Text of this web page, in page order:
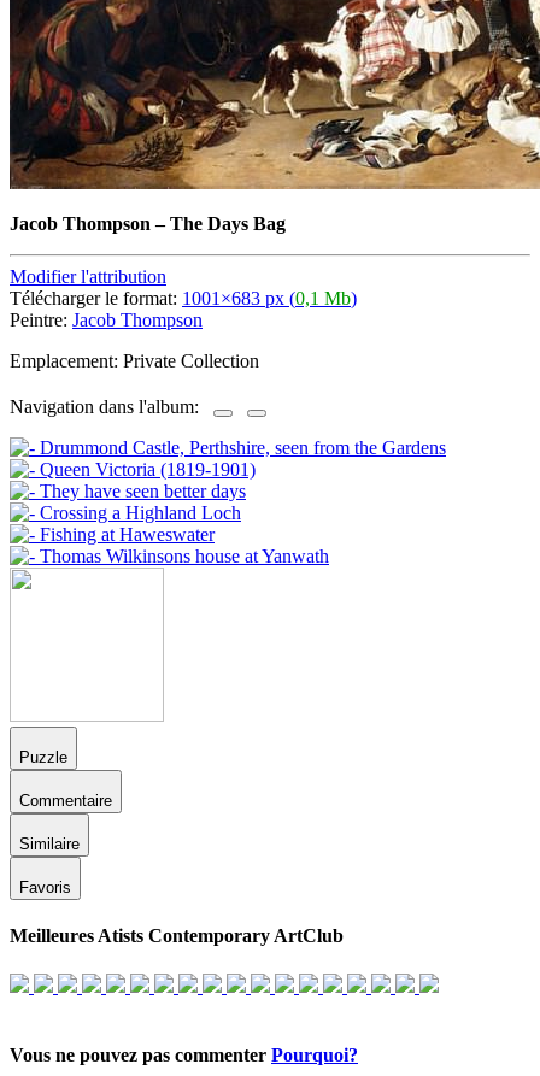
Jacob Thompson –The Days Bag
Modifier l'attribution
Télécharger le format: 1001×683 px (0,1 Mb)
Peintre: Jacob Thompson
Emplacement: Private Collection
Navigation dans l'album:
Puzzle
Commentaire
Similaire
Favoris
Meilleures Atists Contemporary ArtClub
Vous ne pouvez pas commenter Pourquoi?